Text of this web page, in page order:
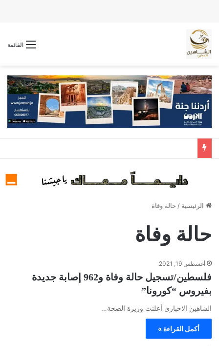
القائمة
الرئيسية / حالة وفاة
حالة وفاة
أغسطس 19, 2021
فلسطين/تسجيل حالة وفاة و962 إصابة جديدة
بفيروس “كورونا”
الشاهين الاخباري أعلنت وزيرة الصحة…
أكمل القراءة »